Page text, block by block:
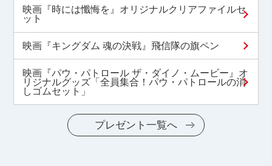
映画『時には懺悔を』オリジナルクリアファイルセ
ット
映画『キングダム 魂の決戦』飛信隊の旗ペン
映画『パウ・パトロール ザ・ダイノ・ムービー』オ
リジナルグッズ「全員集合！パウ・パトロールの消
しゴムセット」
プレゼント一覧へ